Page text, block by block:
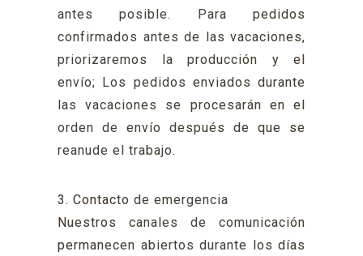
antes posible. Para pedidos
confirmados antes de las vacaciones,
priorizaremos la producción y el
envío; Los pedidos enviados durante
las vacaciones se procesarán en el
orden de envío después de que se
reanude el trabajo.
3. Contacto de emergencia
Nuestros canales de comunicación
permanecen abiertos durante los días